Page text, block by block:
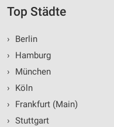
Top Städte
›
Berlin
›
Hamburg
›
München
›
Köln
›
Frankfurt (Main)
› Stuttgart